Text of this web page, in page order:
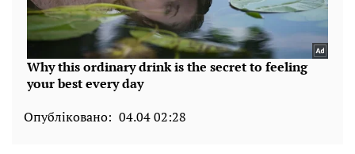
Опубліковано: 04.04 02:28